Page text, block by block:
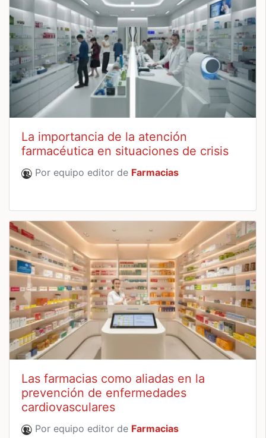
La importancia de la atención
farmacéutica en situaciones de crisis
Por equipo editor de Farmacias
Las farmacias como aliadas en la
prevención de enfermedades
cardiovasculares
Por equipo editor de Farmacias